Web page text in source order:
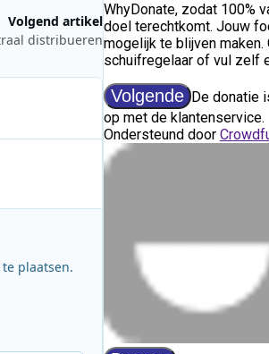
Volgend artikel
distribueren
plaatsen.